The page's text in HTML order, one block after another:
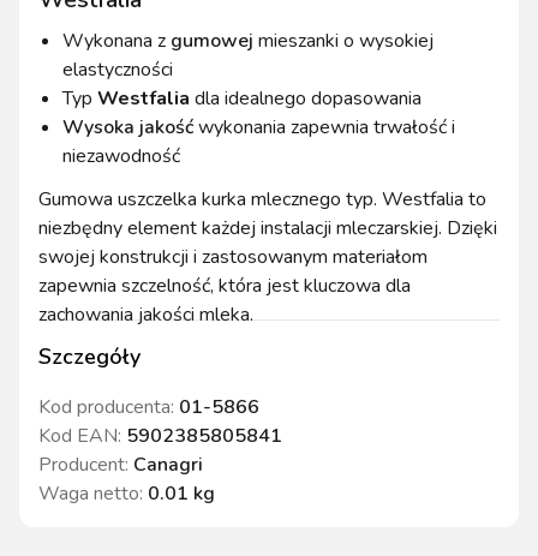
Szczegóły
Kod producenta: 01-5866
Kod EAN: 5902385805841
Producent: Canagri
Waga netto: 0.01 kg
Wykonana z gumowej mieszanki o wysokiej
elastyczności
Typ Westfalia dla idealnego dopasowania
Wysoka jakośćwykonania zapewnia trwałość i
niezawodność
Gumowa uszczelka kurka mlecznego typ. Westfalia to
niezbędny element każdej instalacji mleczarskiej. Dzięki
swojej konstrukcji i zastosowanym materiałom
zapewnia szczelność, która jest kluczowa dla
zachowania jakości mleka.